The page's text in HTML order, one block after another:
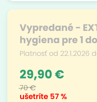
Vypredané -
hygiena pre 1
Platnosť od 22.1.2026
ušetríte 57 %
29,90 €
70 €